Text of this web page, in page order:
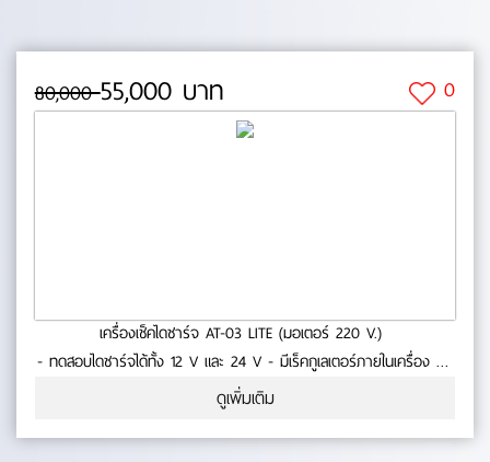
80,00055,000 บาท 0
เครื่องเช็คไดชาร์จ AT-03 LITE (มอเตอร์ 220 V.)
- ทดสอบไดชาร์จได้ทั้ง 12 V และ 24 V - มีเร็คกูเลเตอร์ภายในเครื่อง ทั้ง
ทดสอบไดชาร์จระบบ PD , C , RLO , RVC , LIN ได้ - แสดงผล Volt
และ Amp ด้วยระบบดิจิตอล หน้าจอ No.0-50-06
ดูเพิ่มเติม